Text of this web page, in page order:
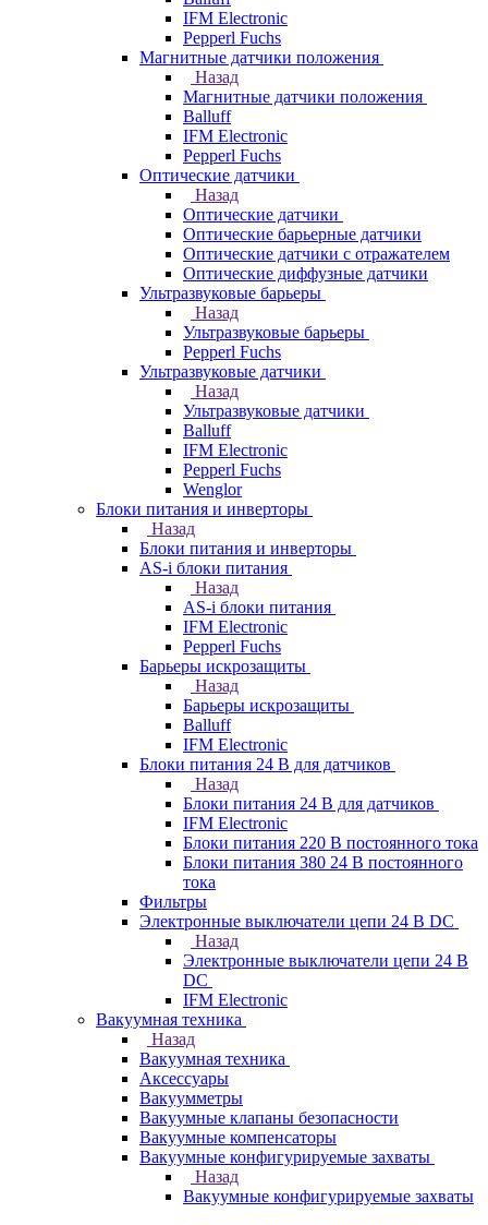
IFM Electronic
Pepperl Fuchs
Магнитные датчики положения
Назад
Магнитные датчики положения
Balluff
IFM Electronic
Pepperl Fuchs
Оптические датчики
Назад
Оптические датчики
Оптические барьерные датчики
Оптические датчики с отражателем
Оптические диффузные датчики
Ультразвуковые барьеры
Назад
Ультразвуковые барьеры
Pepperl Fuchs
Ультразвуковые датчики
Назад
Ультразвуковые датчики
Balluff
IFM Electronic
Pepperl Fuchs
Wenglor
Блоки питания и инверторы
Назад
Блоки питания и инверторы
AS-i блоки питания
Назад
AS-i блоки питания
IFM Electronic
Pepperl Fuchs
Барьеры искрозащиты
Назад
Барьеры искрозащиты
Balluff
IFM Electronic
Блоки питания 24 В для датчиков
Назад
Блоки питания 24 В для датчиков
IFM Electronic
Блоки питания 220 В постоянного тока
Блоки питания 380 24 В постоянного
тока
Фильтры
Электронные выключатели цепи 24 В DC
Назад
Электронные выключатели цепи 24 В
DC
IFM Electronic
Вакуумная техника
Назад
Вакуумная техника
Аксессуары
Вакуумметры
Вакуумные клапаны безопасности
Вакуумные компенсаторы
Вакуумные конфигурируемые захваты
Назад
Вакуумные конфигурируемые захваты